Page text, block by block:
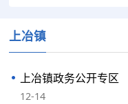
上冶镇
上冶镇政务公开专区
12-14